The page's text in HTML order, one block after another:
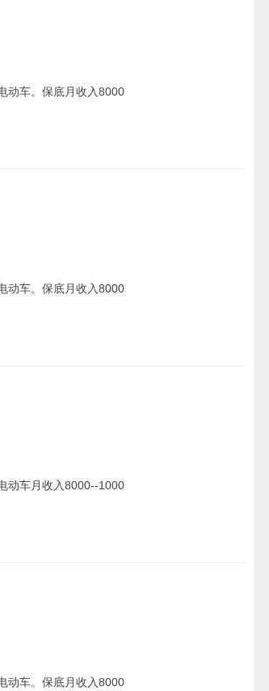
动车。保底月收入8000
动车。保底月收入8000
动车月收入8000--1000
动车。保底月收入8000